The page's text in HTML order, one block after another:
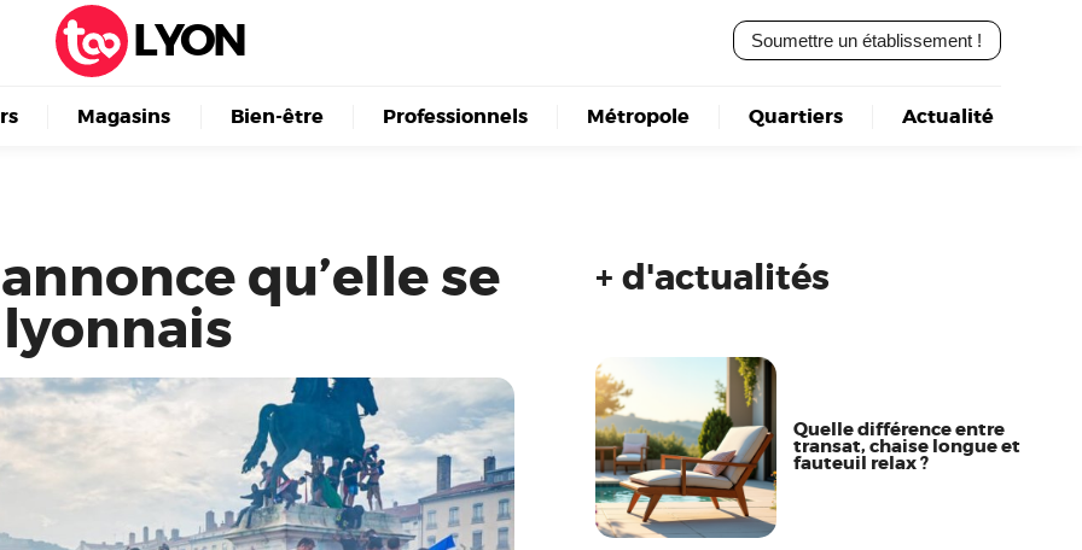
LYON Soumettre un établissement !
Magasins Bien-être Professionnels Métropole Quartiers Actualité
qu’elle se + d'actualités
Quelle différence entre
transat, chaise longue et
fauteuil relax ?